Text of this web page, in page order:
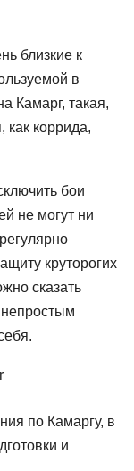
близкие к
в
Камарг, такая,
как коррида,
бои
не могут ни
круторогих
сказать
по Камаргу, в
и